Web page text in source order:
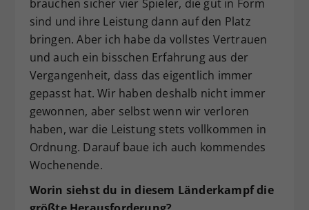
brauchen sicher vier Spieler, die gut in Form
sind und ihre Leistung dann auf den Platz
bringen. Aber ich habe da vollstes Vertrauen
und auch ein bisschen Erfahrung aus der
Vergangenheit, dass das eigentlich immer
gepasst hat. Wir haben deshalb nicht immer
gewonnen, aber selbst wenn wir verloren
haben, war die Leistung stets vollkommen in
Ordnung. Darauf baue ich auch kommendes
Wochenende.
Worin siehst du in diesem Länderkampf die